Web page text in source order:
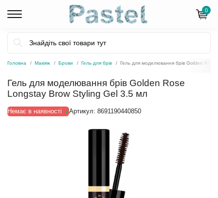
0
Головна Макіяж Брови Гель для брів Гель для моделювання брів Golden
Гель для моделювання брів Golden Rose
Longstay Brow Styling Gel 3.5 мл
Немає в наявності Артикул: 8691190440850